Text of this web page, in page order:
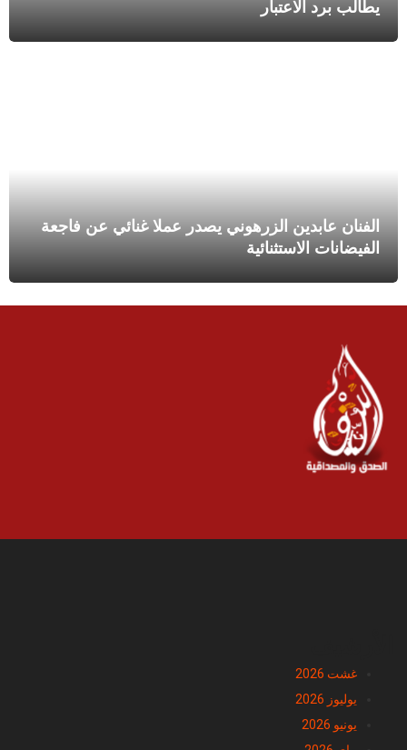
يطالب برد الاعتبار
الفنان عابدين الزرهوني يصدر عملا غنائي عن فاجعة
الفيضانات الاستثنائية
غشت 2026
يوليوز 2026
يونيو 2026